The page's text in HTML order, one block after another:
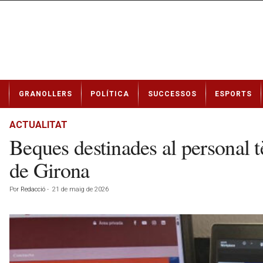
t
GRANOLLERS POLÍTICA SUCCESSOS ESPORTS
ACTUALITAT
Beques destinades al
de Girona
Por Redacció - 21 de maig de 2026